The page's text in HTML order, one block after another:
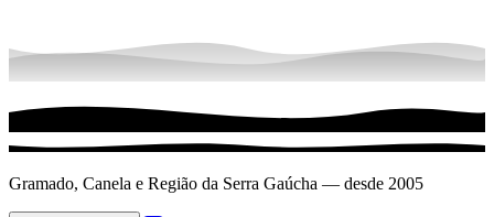
Gramado, Canela e Região da Serra Gaúcha — desde 2005